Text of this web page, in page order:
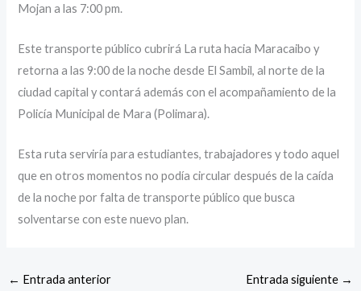
Mojan a las 7:00 pm.
Este transporte público cubrirá La ruta hacia Maracaibo y
retorna a las 9:00 de la noche desde El Sambil, al norte de la
ciudad capital y contará además con el acompañamiento de la
Policía Municipal de Mara (Polimara).
Esta ruta serviría para estudiantes, trabajadores y todo aquel
que en otros momentos no podía circular después de la caída
de la noche por falta de transporte público que busca
solventarse con este nuevo plan.
← Entrada anterior Entrada siguiente →